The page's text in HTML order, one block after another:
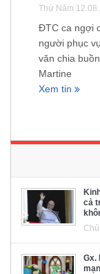
Thứ Năm
ĐTC ca ngợi
người phục
văn chia
Martine
Xem tin
cả
Gx.